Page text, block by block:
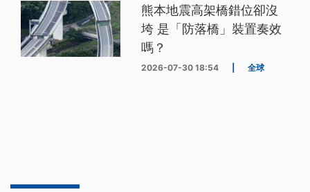
熊本地震高架橋錯位卻沒
垮 是「防落橋」裝置奏效
嗎？
2026-07-30 18:54 全球